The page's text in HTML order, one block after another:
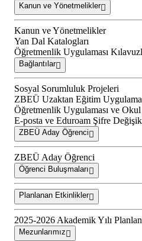
Kanun ve Yönetmelikler
Kanun ve Yönetmelikler
Yan Dal Katalogları
Öğretmenlik Uygulaması
Bağlantılar
Sosyal Sorumluluk Projeleri
ZBEÜ Uzaktan Eğitim
Öğretmenlik Uygulaması ve
E-posta ve Eduroam Şifre
ZBEÜ Aday Öğrenci
ZBEÜ Aday Öğrenci
Öğrenci Buluşmaları
Planlanan Etkinlikler
2025-2026 Akademik Yılı
Mezunlarımız